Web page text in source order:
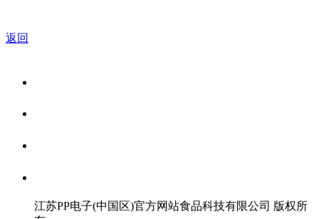
返回
江苏PP电子(中国区)官方网站食品科技有限公司 版权所